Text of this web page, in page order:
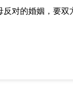
对的婚姻，要双